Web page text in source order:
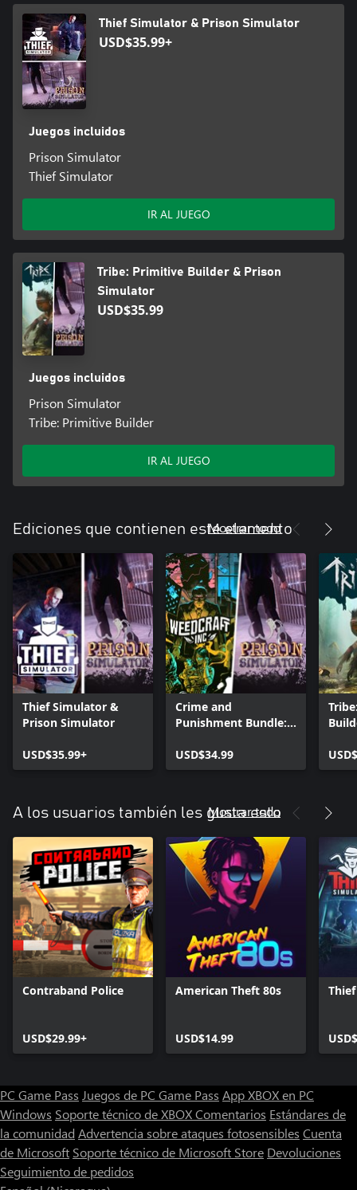
Thief Simulator & Prison Simulator
USD$35.99+
Juegos incluidos
Prison Simulator
Thief Simulator
IR AL JUEGO
Tribe: Primitive Builder & Prison
Simulator
USD$35.99
Juegos incluidos
Prison Simulator
Tribe: Primitive Builder
IR AL JUEGO
Ediciones que contienen este elemento
Mostrar todo
Thief Simulator &
Prison Simulator
USD$35.99+
Crime and
Punishment Bundle:
Weedcraft Inc
USD$34.99
A los usuarios también les gusta esto
Mostrar todo
Contraband Police
USD$29.99+
American Theft 80s
USD$14.99
PC Game Pass Juegos de PC Game Pass App XBOX en PC
Windows Soporte técnico de XBOXComentarios Estándares de
la comunidad Advertencia sobre ataques fotosensibles Cuenta
de Microsoft Soporte técnico de Microsoft Store Devoluciones
Seguimiento de pedidos